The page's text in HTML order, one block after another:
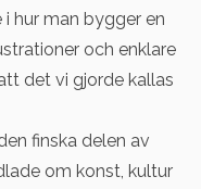
hur man bygger en
och enklare
det vi gjorde kallas
finska delen av
om konst, kultur